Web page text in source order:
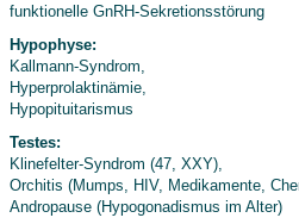
funktionelle GnRH-Sekretionsstörung
Hypophyse:
Kallmann-Syndrom,
Hyperprolaktinämie,
Hypopituitarismus
Testes:
Klinefelter-Syndrom (47, XXY),
Orchitis (Mumps, HIV, Medikamente,
Andropause (Hypogonadismus im Alter)